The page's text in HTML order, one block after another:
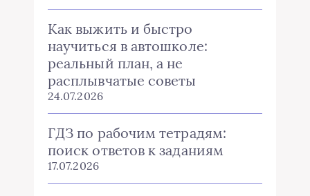
Как выжить и быстро
научиться в автошколе:
реальный план, а не
расплывчатые советы
24.07.2026
ГДЗ по рабочим тетрадям:
поиск ответов к заданиям
17.07.2026